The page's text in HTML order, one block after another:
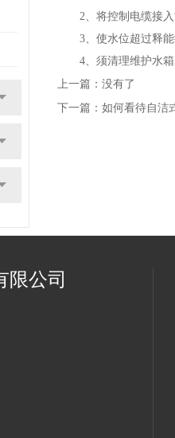
2、将控制电缆接入
3、使水位超过释能
4、须清理维护水箱
上一篇：没有了
下一篇： 如何看待自洁
限公司